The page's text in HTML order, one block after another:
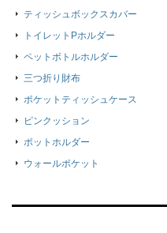
ティッシュボックスカバー
トイレットPホルダー
ペットボトルホルダー
三つ折り財布
ポケットティッシュケース
ピンクッション
ポットホルダー
ウォールポケット